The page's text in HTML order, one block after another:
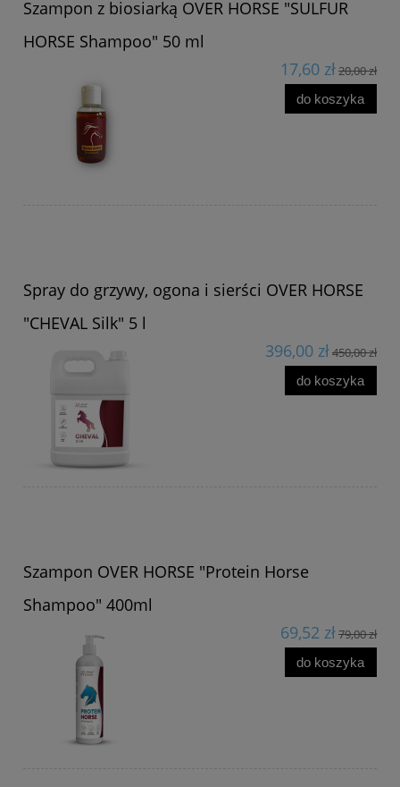
Szampon z biosiarką OVER HORSE "SULFUR
HORSE Shampoo" 50 ml
17,60 zł20,00 zł
do koszyka
Spray do grzywy, ogona i sierści OVER HORSE
"CHEVAL Silk" 5 l
396,00 zł450,00 zł
do koszyka
Szampon OVER HORSE "Protein Horse
Shampoo" 400ml
69,52 zł79,00 zł
do koszyka